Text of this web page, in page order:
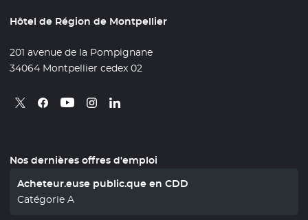
Hôtel de Région de Montpellier
201 avenue de la Pompignane
34064 Montpellier cedex 02
Retrouvez nous sur X
- Nouvelle fenêtre
Retrouvez nous sur Facebook
- Nouvelle fenêtre
Retrouvez nous sur Youtube
- Nouvelle fenêtre
Retrouvez nous sur Instagram
- Nouvelle fenêtre
Retrouvez nous sur Linkedin
- Nouvelle fenêtre
Nos dernières offres d'emploi
Acheteur.euse public.que en CDD
Catégorie A